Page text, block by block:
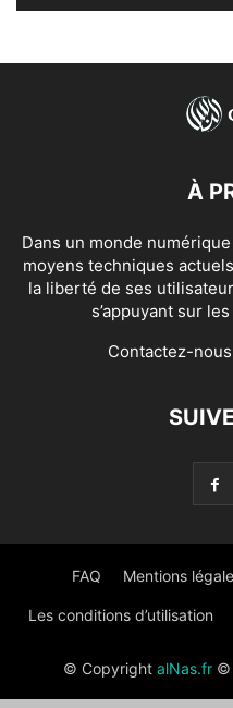
À
Dans un monde
moyens techniques
la liberté de ses
s’appuyant sur
Contactez-
FAQ Mentions
Les conditions d’utilisation
© Copyright alNas.fr©